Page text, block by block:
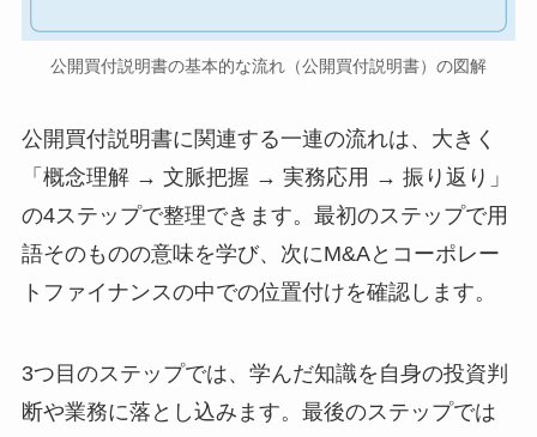
公開買付説明書の基本的な流れ（公開買付説明書）の図解
公開買付説明書に関連する一連の流れは、大きく
「概念理解 → 文脈把握 → 実務応用 → 振り返り」
の4ステップで整理できます。最初のステップで用
語そのものの意味を学び、次にM&Aとコーポレー
トファイナンスの中での位置付けを確認します。
3つ目のステップでは、学んだ知識を自身の投資判
断や業務に落とし込みます。最後のステップでは